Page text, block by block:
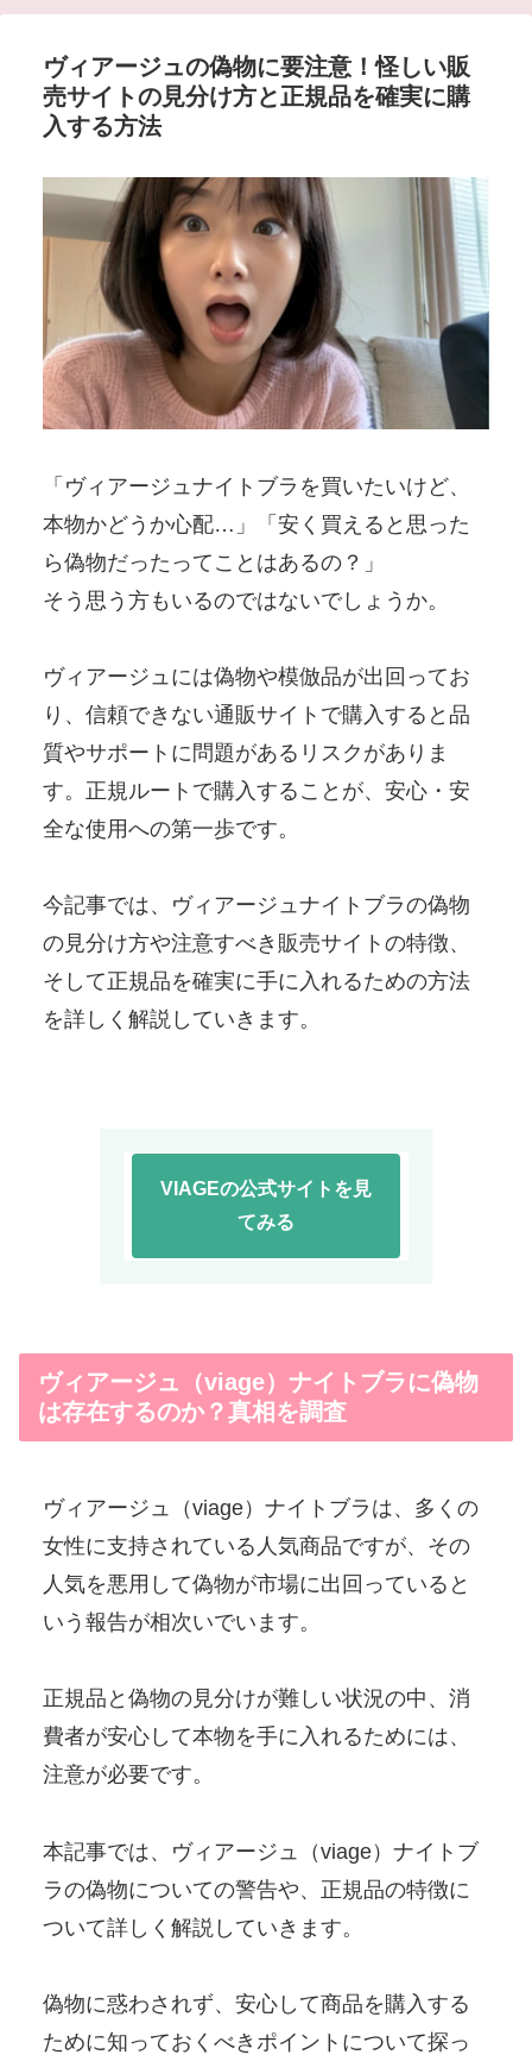
ヴィアージュの偽物に要注意！怪しい販
売サイトの見分け方と正規品を確実に購
入する方法
「ヴィアージュナイトブラを買いたいけど、
本物かどうか心配…」「安く買えると思った
ら偽物だったってことはあるの？」
そう思う方もいるのではないでしょうか。
ヴィアージュには偽物や模倣品が出回ってお
り、信頼できない通販サイトで購入すると品
質やサポートに問題があるリスクがありま
す。正規ルートで購入することが、安心・安
全な使用への第一歩です。
今記事では、ヴィアージュナイトブラの偽物
の見分け方や注意すべき販売サイトの特徴、
そして正規品を確実に手に入れるための方法
を詳しく解説していきます。
VIAGEの公式サイトを見
てみる
ヴィアージュ（viage）ナイトブラに偽物
は存在するのか？真相を調査
ヴィアージュ（viage）ナイトブラは、多くの
女性に支持されている人気商品ですが、その
人気を悪用して偽物が市場に出回っていると
いう報告が相次いでいます。
正規品と偽物の見分けが難しい状況の中、消
費者が安心して本物を手に入れるためには、
注意が必要です。
本記事では、ヴィアージュ（viage）ナイトブ
ラの偽物についての警告や、正規品の特徴に
ついて詳しく解説していきます。
偽物に惑わされず、安心して商品を購入する
ために知っておくべきポイントについて探っ